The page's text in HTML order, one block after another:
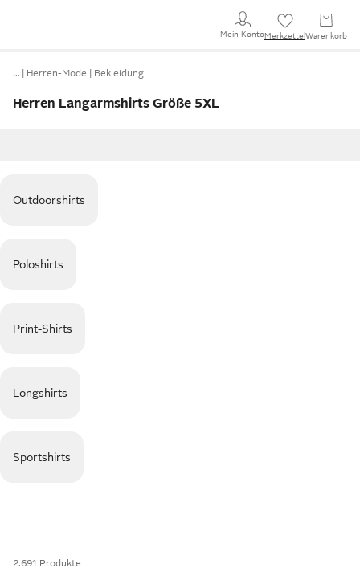
Mein KontoMerkzettel Warenkorb
… Herren-Mode Bekleidung
Herren Langarmshirts Größe 5XL
Outdoorshirts
Poloshirts
Print-Shirts
Longshirts
Sportshirts
2.691 Produkte